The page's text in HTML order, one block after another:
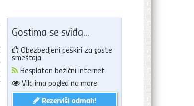
Gostima se sviđa...
Obezbedjeni peškiri za goste
smeštaja
Besplatan bežični internet
Vila ima pogled na more
Rezerviši odmah!